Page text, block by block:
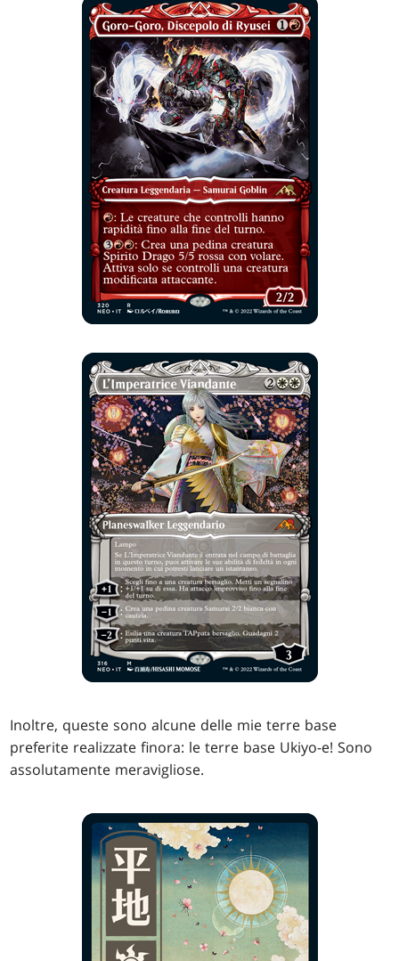
Inoltre, queste sono alcune delle mie terre base
preferite realizzate finora: le terre base Ukiyo-e! Sono
assolutamente meravigliose.